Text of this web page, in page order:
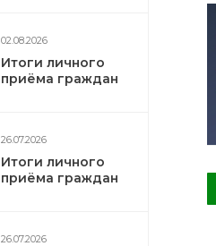
02.08.2026
Итоги личного
приёма граждан
26.07.2026
Итоги личного
приёма граждан
26.07.2026